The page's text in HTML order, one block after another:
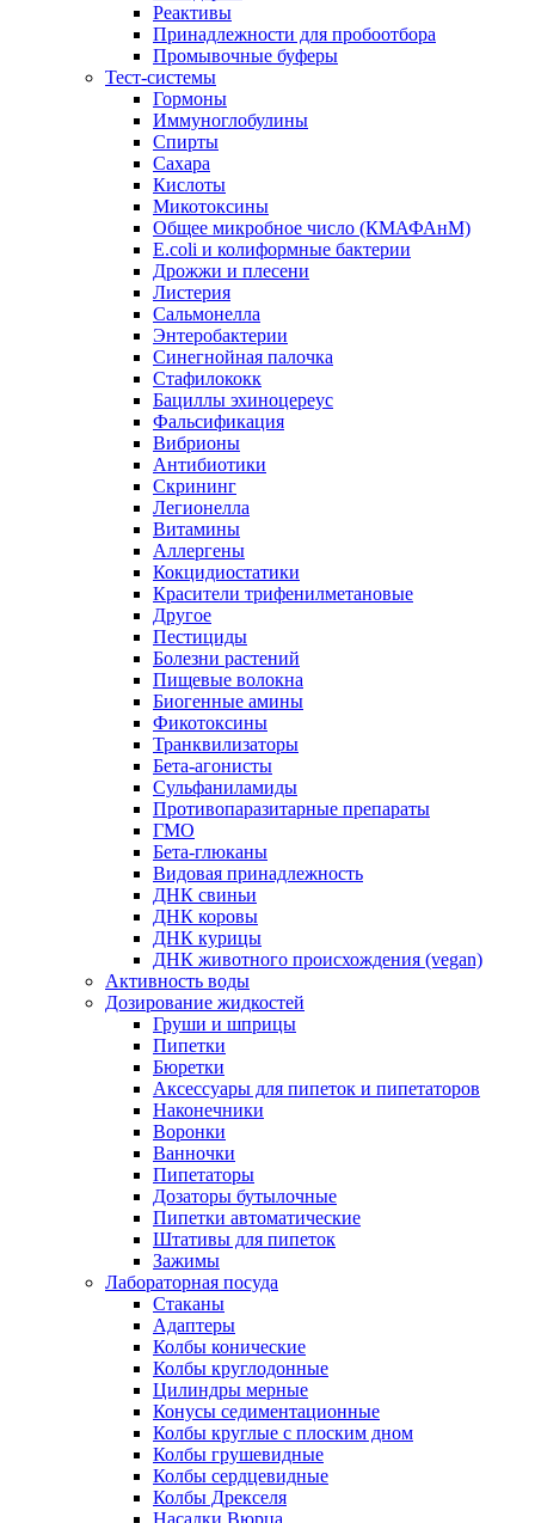
Реактивы
Принадлежности для пробоотбора
Промывочные буферы
Тест-системы
Гормоны
Иммуноглобулины
Спирты
Сахара
Кислоты
Микотоксины
Общее микробное число (КМАФАнМ)
E.coli и колиформные бактерии
Дрожжи и плесени
Листерия
Сальмонелла
Энтеробактерии
Синегнойная палочка
Стафилококк
Бациллы эхиноцереус
Фальсификация
Вибрионы
Антибиотики
Скрининг
Легионелла
Витамины
Аллергены
Кокцидиостатики
Красители трифенилметановые
Другое
Пестициды
Болезни растений
Пищевые волокна
Биогенные амины
Фикотоксины
Транквилизаторы
Бета-агонисты
Сульфаниламиды
Противопаразитарные препараты
ГМО
Бета-глюканы
Видовая принадлежность
ДНК свиньи
ДНК коровы
ДНК курицы
ДНК животного происхождения (vegan)
Активность воды
Дозирование жидкостей
Груши и шприцы
Пипетки
Бюретки
Аксессуары для пипеток и пипетаторов
Наконечники
Воронки
Ванночки
Пипетаторы
Дозаторы бутылочные
Пипетки автоматические
Штативы для пипеток
Зажимы
Лабораторная посуда
Стаканы
Адаптеры
Колбы конические
Колбы круглодонные
Цилиндры мерные
Конусы седиментационные
Колбы круглые с плоским дном
Колбы грушевидные
Колбы сердцевидные
Колбы Дрекселя
Насадки Вюрца